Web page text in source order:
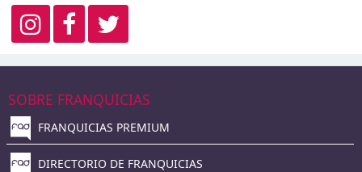
SOBRE FRANQUICIAS
FRANQUICIAS PREMIUM
DIRECTORIO DE FRANQUICIAS